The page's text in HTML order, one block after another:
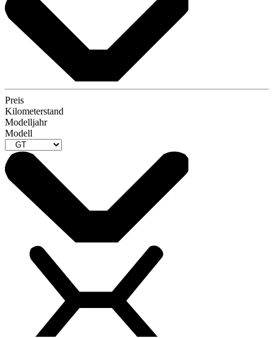
Preis
Kilometerstand
Modelljahr
Modell